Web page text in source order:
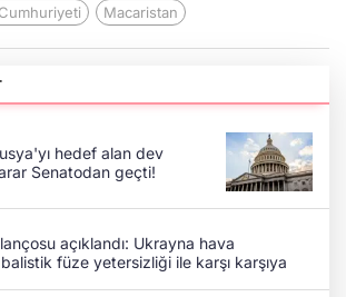
Macaristan
hedef alan dev
Senatodan geçti!
açıklandı: Ukrayna hava
balistik füze yetersizliği ile karşı karşıya